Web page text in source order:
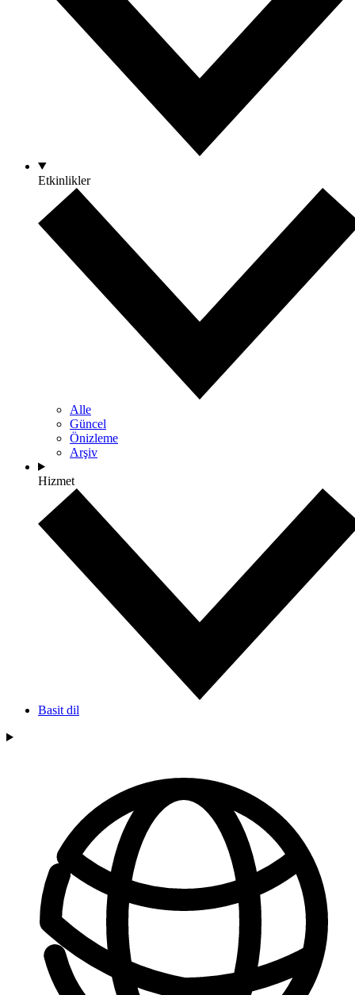
Etkinlikler
Alle
Güncel
Önizleme
Arşiv
Hizmet
Basit dil